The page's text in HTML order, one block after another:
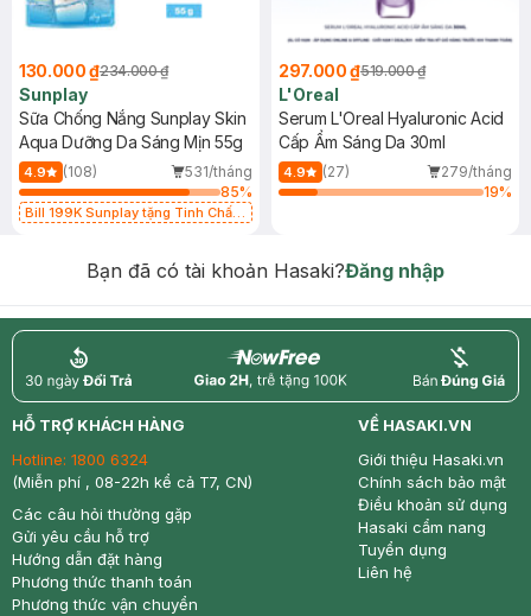
130.000 ₫234.000 ₫
Sunplay
Sữa Chống Nắng Sunplay Skin
Aqua Dưỡng Da Sáng Mịn 55g
4.9 (108)
531/tháng
85%
Bill 199K Sunplay tặng Tinh Chất
297.000 ₫519.000 ₫
L'Oreal
Serum L'Oreal Hyaluronic Acid
Cấp Ẩm Sáng Da 30ml
4.9 (27)
279/tháng
19%
Bạn đã có tài khoản Hasaki?Đăng nhập
return nowfree price
HỖ TRỢ KHÁCH HÀNG
Hotline: 1800 6324
(Miễn phí , 08-22h kể cả T7, CN)
Các câu hỏi thường gặp
Gửi yêu cầu hỗ trợ
Hướng dẫn đặt hàng
Phương thức thanh toán
Phương thức vận chuyển
VỀ HASAKI.VN
Giới thiệu Hasaki.vn
Chính sách bảo mật
Điều khoản sử dụng
Hasaki cẩm nang
Tuyển dụng
Liên hệ